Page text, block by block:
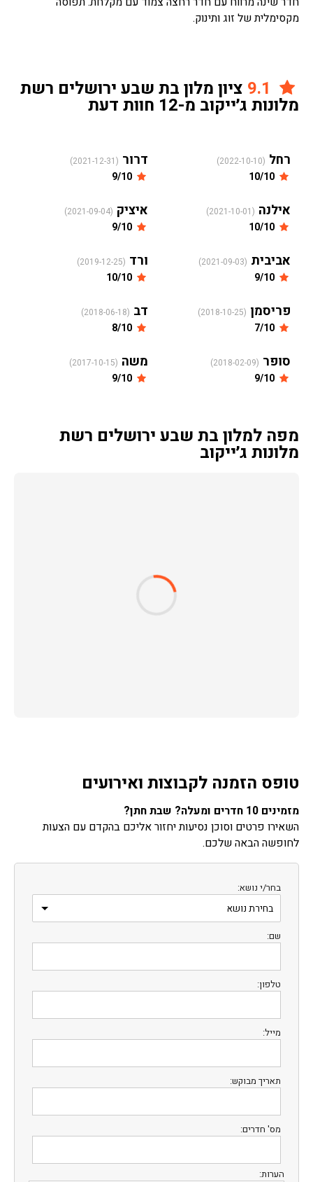
מקסימלית של זוג ותינוק.
ציון מלון בת שבע ירושלים רשת
מלונות ג׳ייקוב מ-12 חוות דעת
רחל (2022-10-10) דרור (2021-12-31)
אילנה (2021-10-01) איציק (2021-09-04)
אביבית (2021-09-03) ורד (2019-12-25)
פריסמן (2018-10-25) דב (2018-06-18)
סופר (2018-02-09) משה (2017-10-15)
מפה למלון בת שבע ירושלים רשת
מלונות ג׳ייקוב
טופס הזמנה לקבוצות ואירועים
מזמינים 10 חדרים ומעלה? שבת חתן?
השאירו פרטים וסוכן נסיעות יחזור אליכם בהקדם עם הצעות
לחופשה הבאה שלכם.
בחר/י נושא:
שם:
טלפון:
מייל:
תאריך מבוקש:
מס' חדרים:
הערות: